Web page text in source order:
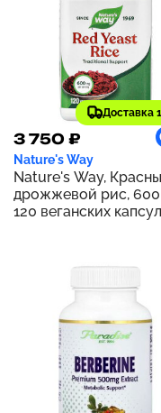
Доставка
3 750 ₽
Nature's Way
Nature's Way,
дрожжевой рис, 600
120 веганских капсул